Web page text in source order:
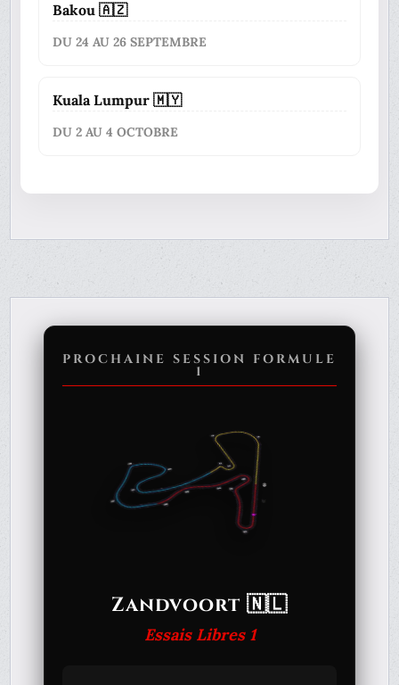
Bakou 🇦🇿
DU 24 AU 26 SEPTEMBRE
Kuala Lumpur 🇲🇾
DU 2 AU 4 OCTOBRE
PROCHAINE SESSION FORMULE
1
Zandvoort 🇳🇱
Essais Libres 1